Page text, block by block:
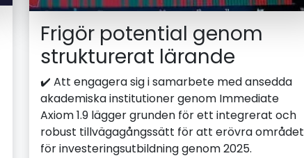
Frigör potential genom
strukturerat lärande
✔️ Att engagera sig i samarbete med ansedda
akademiska institutioner genom Immediate
Axiom 1.9 lägger grunden för ett integrerat och
robust tillvägagångssätt för att erövra området
för investeringsutbildning genom 2025.